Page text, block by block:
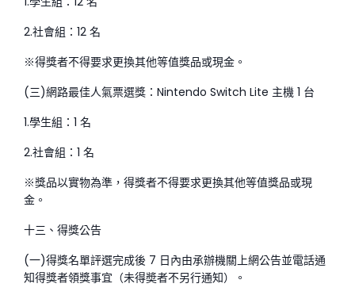
2.社會組：12 名
※得獎者不得要求更換其他等值獎品或現金。
(三)網路最佳人氣票選獎：Nintendo Switch Lite 主機 1 台
1.學生組：1 名
2.社會組：1 名
※獎品以實物為準，得獎者不得要求更換其他等值獎品或現
金。
十三、得獎公告
(一)得獎名單評選完成後 7 日內由承辦機關上網公告並電話通
知得獎者領獎事宜（未得奬者不另行通知）。